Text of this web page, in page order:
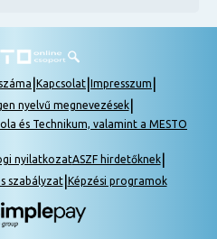
Kapcsolat Impresszum
nyelvű megnevezések|
és Technikum, valamint a MESTO
nyilatkozatASZF hirdetőknek|
szabályzat| Képzési programok